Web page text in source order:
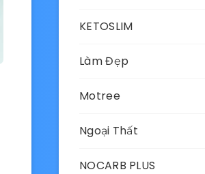
KETOSLIM
Làm Đẹp
Motree
Ngoại Thất
NOCARB PLUS